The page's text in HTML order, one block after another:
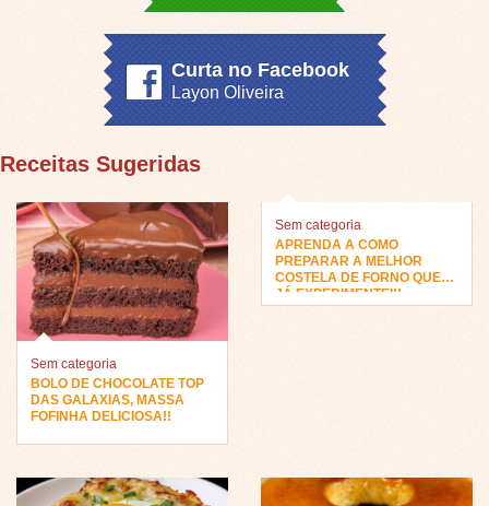
Curta no Facebook
Layon Oliveira
Receitas Sugeridas
Sem categoria
BOLO DE CHOCOLATE TOP
DAS GALAXIAS, MASSA
FOFINHA DELICIOSA!!
Sem categoria
APRENDA A COMO
PREPARAR A MELHOR
COSTELA DE FORNO QUE
JÁ EXPERIMENTEI!!